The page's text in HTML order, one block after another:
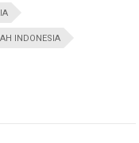
INDONESIA